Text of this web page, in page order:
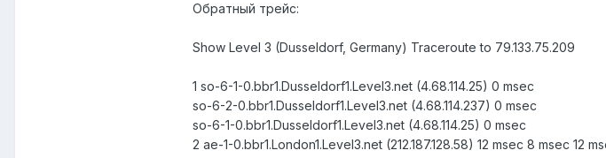
Обратный трейс:
Show Level 3 (Dusseldorf, Germany) Traceroute to 79.133.75.209
1 so-6-1-0.bbr1.Dusseldorf1.Level3.net (4.68.114.25) 0 msec
so-6-2-0.bbr1.Dusseldorf1.Level3.net (4.68.114.237) 0 msec
so-6-1-0.bbr1.Dusseldorf1.Level3.net (4.68.114.25) 0 msec
2 ae-1-0.bbr1.London1.Level3.net (212.187.128.58) 12 msec 8 msec 12